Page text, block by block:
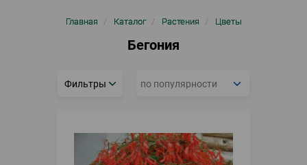
Главная / Каталог / Растения / Цветы
Бегония
Фильтры